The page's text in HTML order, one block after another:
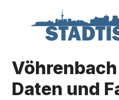
Daten und